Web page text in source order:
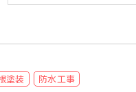
塗装 防水工事